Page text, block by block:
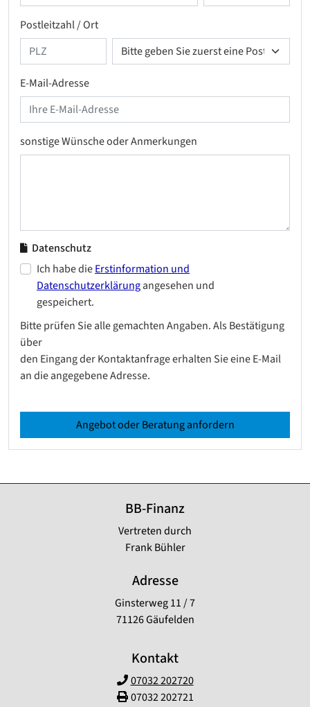
Postleitzahl / Ort
E-Mail-Adresse
sonstige Wünsche oder Anmerkungen
Datenschutz
Ich habe dieErstinformation und
Datenschutzerklärungangesehen und
gespeichert.
Bitte prüfen Sie alle gemachten Angaben. Als Bestätigung
über
den Eingang der Kontaktanfrage erhalten Sie eine E-Mail
an die angegebene Adresse.
Angebot oder Beratung anfordern
BB-Finanz
Vertreten durch
Frank Bühler
Adresse
Ginsterweg 11 / 7
71126 Gäufelden
Kontakt
07032 202720
07032 202721